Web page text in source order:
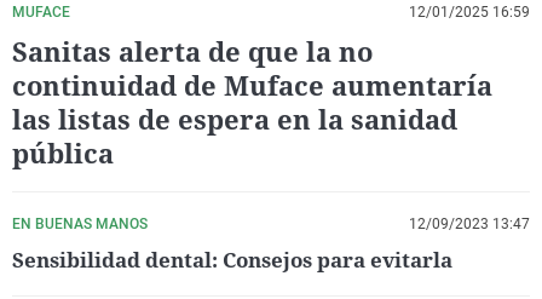
MUFACE 12/01/2025 16:59
Sanitas alerta de que la no
continuidad de Muface aumentaría
las listas de espera en la sanidad
pública
EN BUENAS MANOS 12/09/2023 13:47
Sensibilidad dental: Consejos para evitarla